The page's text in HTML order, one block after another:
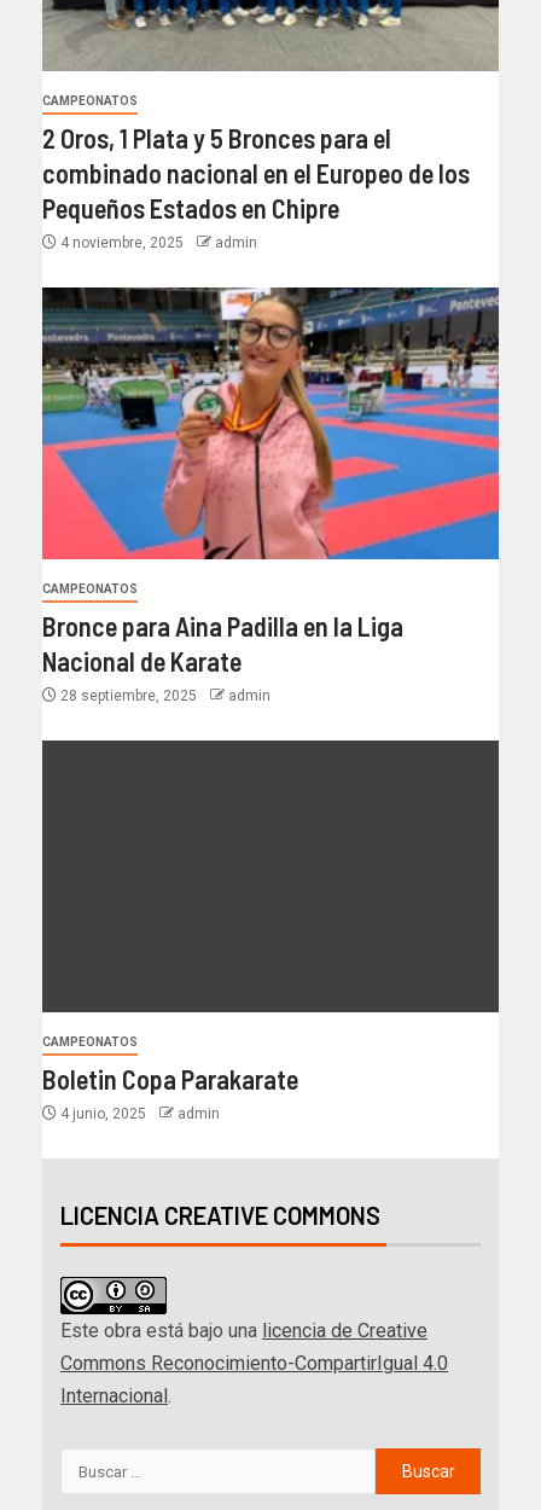
CAMPEONATOS
2 Oros, 1 Plata y 5 Bronces para el
combinado nacional en el Europeo de los
Pequeños Estados en Chipre
4 noviembre, 2025 admin
CAMPEONATOS
Bronce para Aina Padilla en la Liga
Nacional de Karate
28 septiembre, 2025 admin
CAMPEONATOS
Boletin Copa Parakarate
4 junio, 2025 admin
LICENCIA CREATIVE COMMONS
Este obra está bajo una licencia de Creative
Commons Reconocimiento-CompartirIgual 4.0
Internacional .